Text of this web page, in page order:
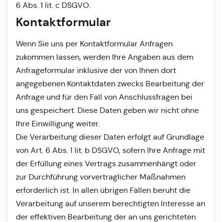
6 Abs. 1 lit. c DSGVO.
Kontaktformular
Wenn Sie uns per Kontaktformular Anfragen
zukommen lassen, werden Ihre Angaben aus dem
Anfrageformular inklusive der von Ihnen dort
angegebenen Kontaktdaten zwecks Bearbeitung der
Anfrage und für den Fall von Anschlussfragen bei
uns gespeichert. Diese Daten geben wir nicht ohne
Ihre Einwilligung weiter.
Die Verarbeitung dieser Daten erfolgt auf Grundlage
von Art. 6 Abs. 1 lit. b DSGVO, sofern Ihre Anfrage mit
der Erfüllung eines Vertrags zusammenhängt oder
zur Durchführung vorvertraglicher Maßnahmen
erforderlich ist. In allen übrigen Fällen beruht die
Verarbeitung auf unserem berechtigten Interesse an
der effektiven Bearbeitung der an uns gerichteten